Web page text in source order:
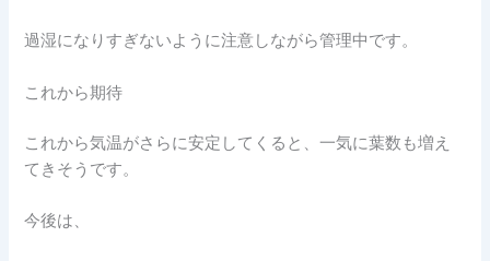
過湿になりすぎないように注意しながら管理中です。
これから期待
これから気温がさらに安定してくると、一気に葉数も増え
てきそうです。
今後は、